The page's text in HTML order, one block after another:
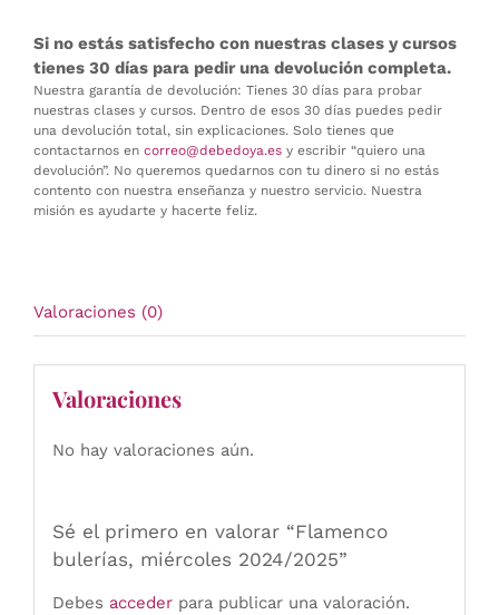
Si no estás satisfecho con nuestras clases y cursos
tienes 30 días para pedir una devolución completa.
Nuestra garantía de devolución: Tienes 30 días para probar
nuestras clases y cursos. Dentro de esos 30 días puedes pedir
una devolución total, sin explicaciones. Solo tienes que
contactarnos en correo@debedoya.es y escribir “quiero una
devolución”. No queremos quedarnos con tu dinero si no estás
contento con nuestra enseñanza y nuestro servicio. Nuestra
misión es ayudarte y hacerte feliz.
Valoraciones (0)
Valoraciones
No hay valoraciones aún.
Sé el primero en valorar “Flamenco
bulerías, miércoles 2024/2025”
Debes accederpara publicar una valoración.